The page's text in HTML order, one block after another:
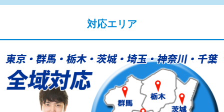
業)
給水管工事※（塩ビ管（VP・HI）使
用/3ｍまで)
33,000円
給水管工事※（塩ビ管（VP・HI）使
用（追加）/3ｍ超え)
+8,800円
対応エリア